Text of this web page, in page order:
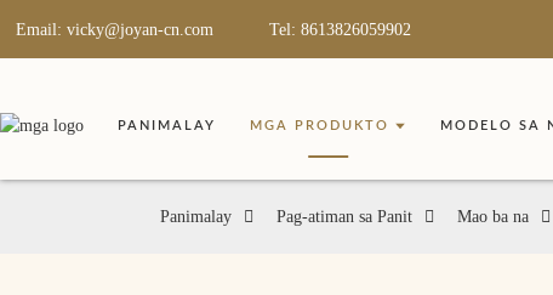
Email: vicky@joyan-cn.com Tel: 8613826059902
PANIMALAY MGA PRODUKTO MODELO SA
Panimalay Pag-atiman sa Panit Mao ba na